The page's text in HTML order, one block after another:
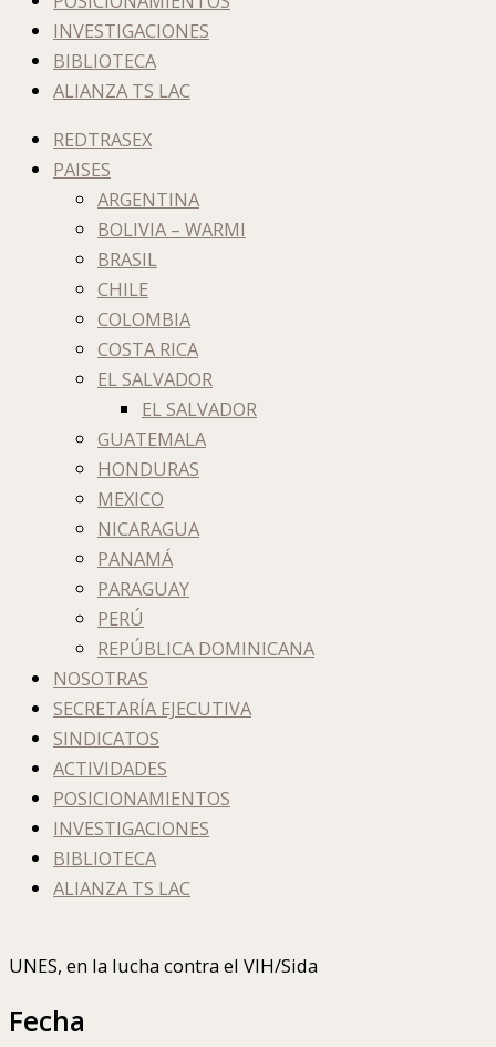
INVESTIGACIONES
BIBLIOTECA
ALIANZA TS LAC
REDTRASEX
PAISES
ARGENTINA
BOLIVIA – WARMI
BRASIL
CHILE
COLOMBIA
COSTA RICA
EL SALVADOR
EL SALVADOR
GUATEMALA
HONDURAS
MEXICO
NICARAGUA
PANAMÁ
PARAGUAY
PERÚ
REPÚBLICA DOMINICANA
NOSOTRAS
SECRETARÍA EJECUTIVA
SINDICATOS
ACTIVIDADES
POSICIONAMIENTOS
INVESTIGACIONES
BIBLIOTECA
ALIANZA TS LAC
UNES, en la lucha contra el VIH/Sida
Fecha